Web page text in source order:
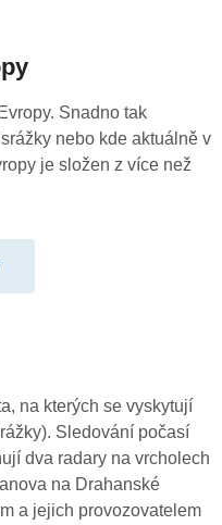
Snadno tak
nebo kde aktuálně v
je složen z více než
na kterých se vyskytují
Sledování počasí
dva radary na vrcholech
na Drahanské
a jejich provozovatelem